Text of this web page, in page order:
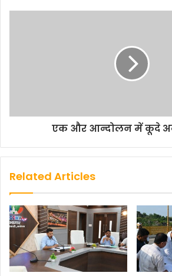
एक और आन्दोलन में कूदे
Related Articles